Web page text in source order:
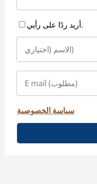
أريد ردًا على رأيي.
سياسة الخصوصية